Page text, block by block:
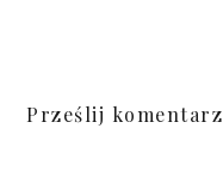
Prześlij komentarz